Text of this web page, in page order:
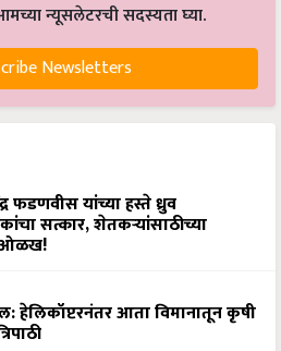
न्यूसलेटरची सदस्यता घ्या.
Newsletters
फडणवीस यांच्या हस्ते ध्रुव
सत्कार, शेतकऱ्यांसाठीच्या
ओळख!
हेलिकॉप्टरनंतर आता विमानातून कृषी